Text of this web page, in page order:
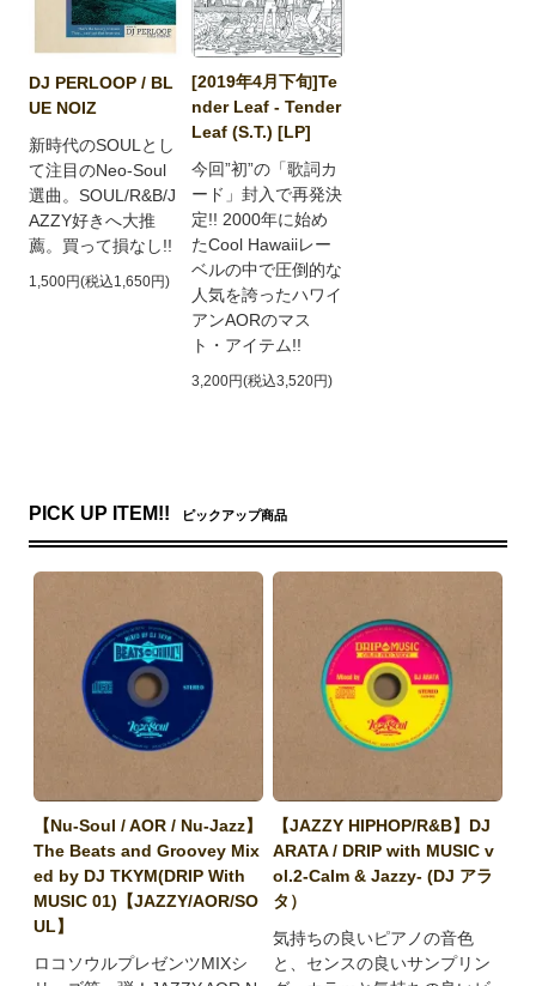
DJ PERLOOP / BL
UE NOIZ
新時代のSOULとし
て注目のNeo-Soul
選曲。SOUL/R&B/J
AZZY好きへ大推
薦。買って損なし!!
1,500円(税込1,650円)
[2019年4月下旬]Te
nder Leaf - Tender
Leaf (S.T.) [LP]
今回”初”の「歌詞カ
ード」封入で再発決
定!! 2000年に始め
たCool Hawaiiレー
ベルの中で圧倒的な
人気を誇ったハワイ
アンAORのマス
ト・アイテム!!
3,200円(税込3,520円)
PICK UP ITEM!! ピックアップ商品
【Nu-Soul / AOR / Nu-Jazz】
The Beats and Groovey Mix
ed by DJ TKYM(DRIP With
MUSIC 01)【JAZZY/AOR/SO
UL】
ロコソウルプレゼンツMIXシ
【JAZZY HIPHOP/R&B】DJ
ARATA / DRIP with MUSIC v
ol.2-Calm & Jazzy- (DJ アラ
タ）
気持ちの良いピアノの音色
と、センスの良いサンプリン